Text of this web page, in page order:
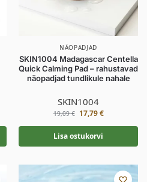
NÄOPADJAD
SKIN1004 Madagascar Centella
Quick Calming Pad – rahustavad
näopadjad tundlikule nahale
SKIN1004
19,09€ 17,79€
Lisa ostukorvi